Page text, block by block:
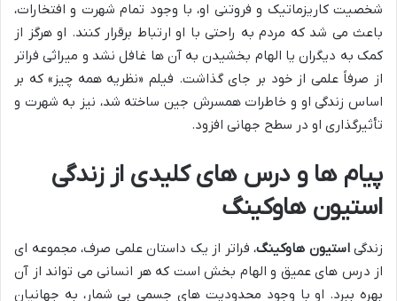
شخصیت کاریزماتیک و فروتنی او، با وجود تمام شهرت و افتخارات،
باعث می شد که مردم به راحتی با او ارتباط برقرار کنند. او هرگز از
کمک به دیگران یا الهام بخشیدن به آن ها غافل نشد و میراثی فراتر
از صرفاً علمی از خود بر جای گذاشت. فیلم «نظریه همه چیز» که بر
اساس زندگی او و خاطرات همسرش جین ساخته شد، نیز به شهرت و
تأثیرگذاری او در سطح جهانی افزود.
پیام ها و درس های کلیدی از زندگی
استیون هاوکینگ
زندگیاستیون هاوکینگ، فراتر از یک داستان علمی صرف، مجموعه ای
از درس های عمیق و الهام بخش است که هر انسانی می تواند از آن
بهره ببرد. او با وجود محدودیت های جسمی بی شمار، به جهانیان